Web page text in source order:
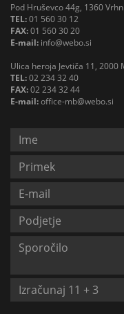
Pod Hruševco 44g, 1360
TEL:01 560 30 12
FAX:01 560 30 20
E-mail: info@webo.si
Ulica heroja Jevtiča 11, 2000
TEL:02 234 32 40
FAX:02 234 32 44
E-mail:office-mb@webo.si